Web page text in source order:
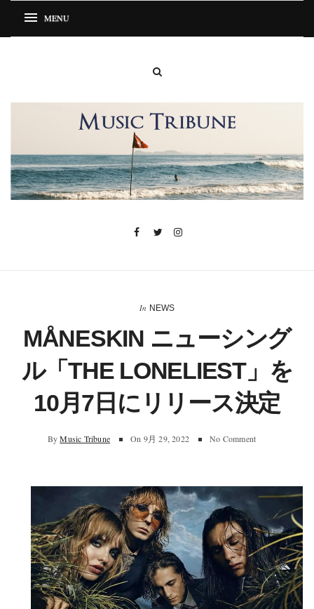
In NEWS
MÅNESKIN ニューシング
ル「THE LONELIEST」を
10月7日にリリース決定
By Music Tribune On 9月 29, 2022 No Comment